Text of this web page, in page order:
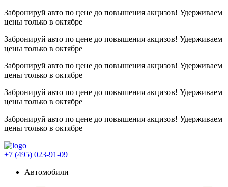
Забронируй авто по цене до повышения акцизов! Удерживаем
цены только в октябре
Забронируй авто по цене до повышения акцизов! Удерживаем
цены только в октябре
Забронируй авто по цене до повышения акцизов! Удерживаем
цены только в октябре
Забронируй авто по цене до повышения акцизов! Удерживаем
цены только в октябре
Забронируй авто по цене до повышения акцизов! Удерживаем
цены только в октябре
+7 (495) 023-91-09
Автомобили